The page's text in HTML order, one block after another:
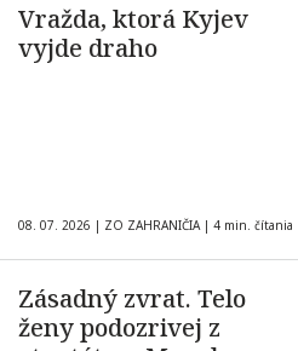
Vražda, ktorá Kyjev
vyjde draho
08. 07. 2026 | ZO ZAHRANIČIA | 4 min. čítania
Zásadný zvrat. Telo
ženy podozrivej z